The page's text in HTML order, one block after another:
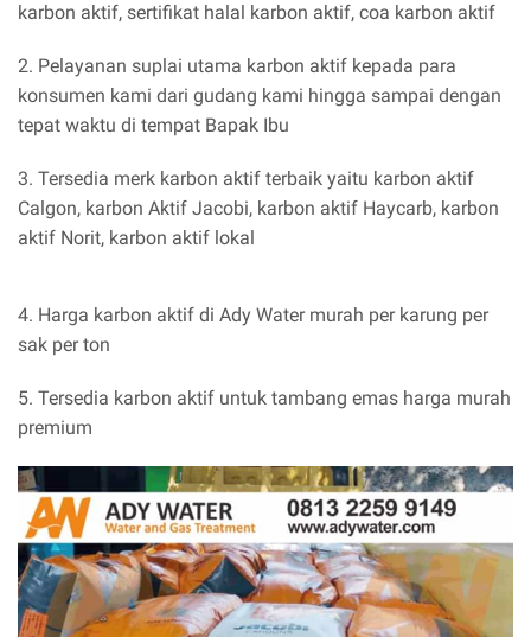
karbon aktif, sertifikat halal karbon aktif, coa karbon aktif
2. Pelayanan suplai utama karbon aktif kepada para
konsumen kami dari gudang kami hingga sampai dengan
tepat waktu di tempat Bapak Ibu
3. Tersedia merk karbon aktif terbaik yaitu karbon aktif
Calgon, karbon Aktif Jacobi, karbon aktif Haycarb, karbon
aktif Norit, karbon aktif lokal
4. Harga karbon aktif di Ady Water murah per karung per
sak per ton
5. Tersedia karbon aktif untuk tambang emas harga murah
premium